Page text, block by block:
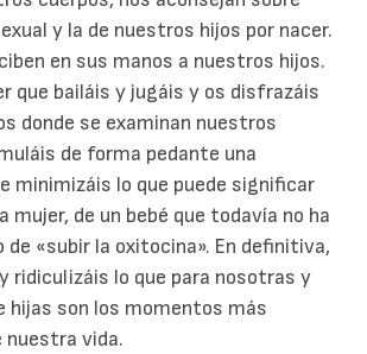
y la de nuestros hijos por nacer.
en sus manos a nuestros hijos.
que bailáis y jugáis y os disfrazáis
donde se examinan nuestros
de forma pedante una
minimizáis lo que puede significar
mujer, de un bebé que todavía no ha
de «subir la oxitocina». En definitiva,
ridiculizáis lo que para nosotras y
hijas son los momentos más
vida.